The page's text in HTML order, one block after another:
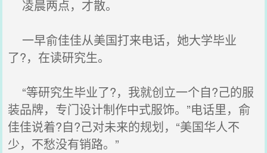
凌晨两点，才散。
一早俞佳佳从美国打来电话，她大学毕业
了?，在读研究生。
“等研究生毕业了?，我就创立一个自?己的服
装品牌，专门设计制作中式服饰。”电话里，俞
佳佳说着?自?己对未来的规划，“美国华人不
少，不愁没有销路。”